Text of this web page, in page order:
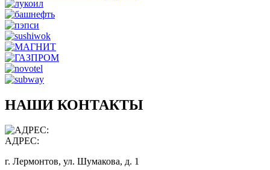
НАШИ КОНТАКТЫ
АДРЕС:
г. Лермонтов, ул. Шумакова, д. 1